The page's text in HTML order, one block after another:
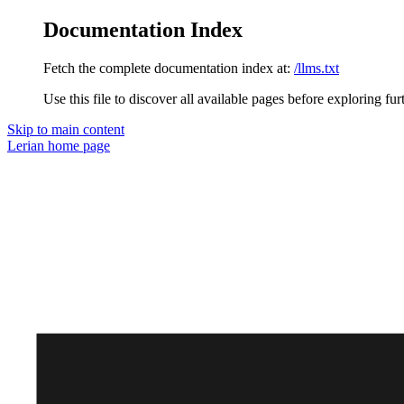
Documentation Index
Fetch the complete documentation index at: /llms.txt
Use this file to discover all available pages before exploring
Skip to main content
Lerian home page